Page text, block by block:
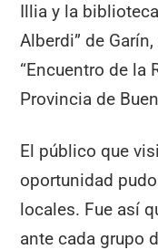
Illia y la
Alberdi” de
“Encuentro de la
Provincia de
El público que
oportunidad
locales. Fue así
ante cada grupo